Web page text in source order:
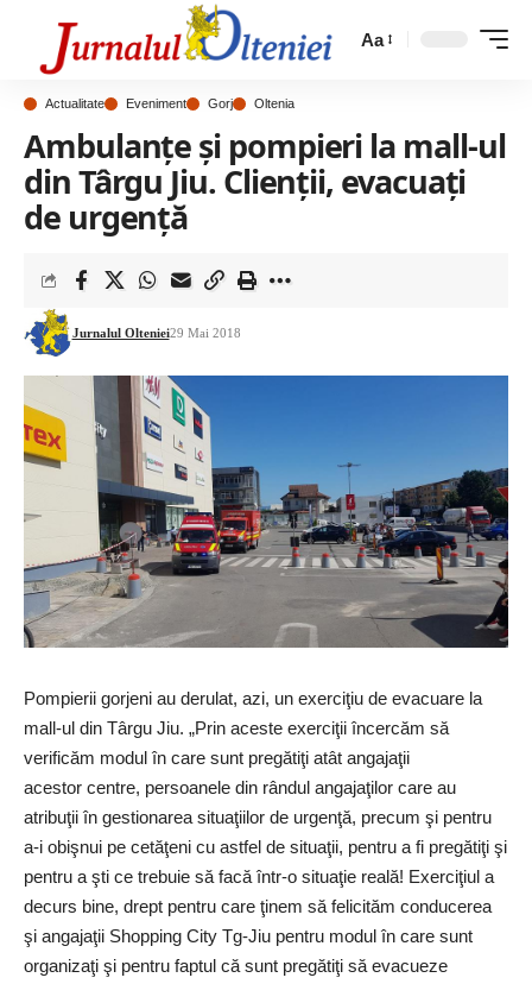
Aa
Actualitate Eveniment Gorj Oltenia
Ambulanțe și pompieri la mall-ul
din Târgu Jiu. Clienții, evacuați
de urgență
Jurnalul Olteniei29 Mai 2018
Pompierii gorjeni au derulat, azi, un exerciţiu de evacuare la
mall-ul din Târgu Jiu. „Prin aceste exerciţii încercăm să
verificăm modul în care sunt pregătiţi atât angajaţii
acestor centre, persoanele din rândul angajaţilor care au
atribuţii în gestionarea situaţiilor de urgenţă, precum şi pentru
a-i obişnui pe cetăţeni cu astfel de situaţii, pentru a fi pregătiţi şi
pentru a şti ce trebuie să facă într-o situaţie reală! Exerciţiul a
decurs bine, drept pentru care ţinem să felicităm conducerea
şi angajaţii Shopping City Tg-Jiu pentru modul în care sunt
organizaţi şi pentru faptul că sunt pregătiţi să evacueze